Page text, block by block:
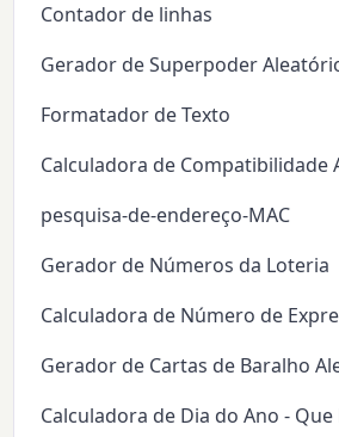
Contador de linhas
Gerador de Superpoder
Formatador de Texto
Calculadora de Compatibilidade
pesquisa-de-endereço-MAC
Gerador de Números da Loteria
Calculadora de Número de
Gerador de Cartas de Baralho
Calculadora de Dia do Ano -